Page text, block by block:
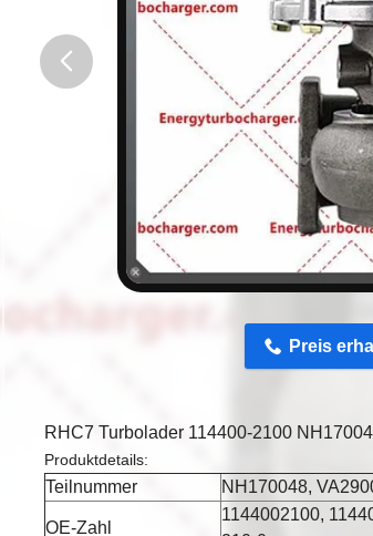
Preis
RHC7 Turbolader 114400-2100
Produktdetails:
Teilnummer NH170048,
OE-Zahl
1144002100,